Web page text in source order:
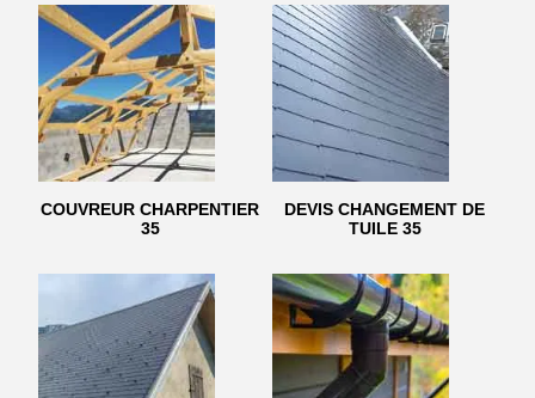
COUVREUR CHARPENTIER
35
DEVIS CHANGEMENT DE
TUILE 35